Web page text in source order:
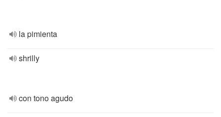
la pimienta
shrilly
con tono agudo